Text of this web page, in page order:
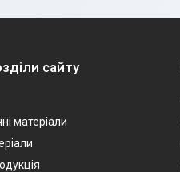
сайту
матеріали